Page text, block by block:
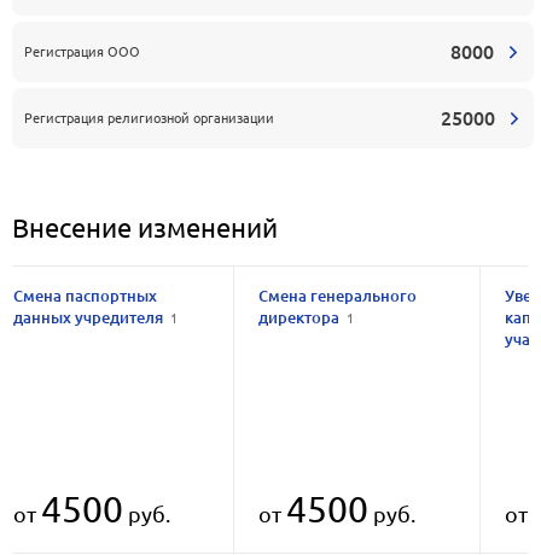
Регистрация ООО 8000
Регистрация религиозной организации 25000
Внесение изменений
Смена паспортных
данных учредителя 1
Смена генерального
директора
1
от 4500 руб. от 4500 руб. от